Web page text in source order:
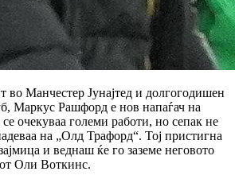
во Манчестер Јунајтед и долгогодишен
Маркус Рашфорд е нов напаѓач на
се очекуваа големи работи, но сепак не
на „Олд Трафорд“. Тој пристигна
и веднаш ќе го заземе неговото
Оли Воткинс.